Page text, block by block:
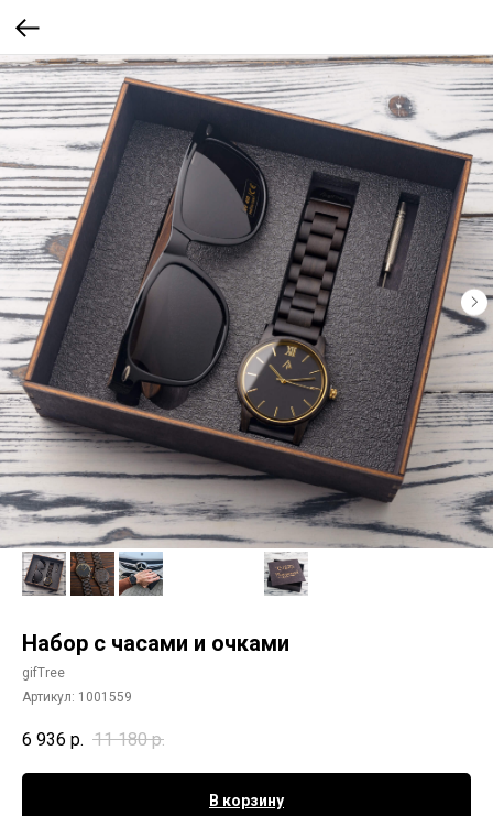
Набор с часами и очками
gifTree
Артикул: 1001559
6 936 р. 11 180 р.
В корзину